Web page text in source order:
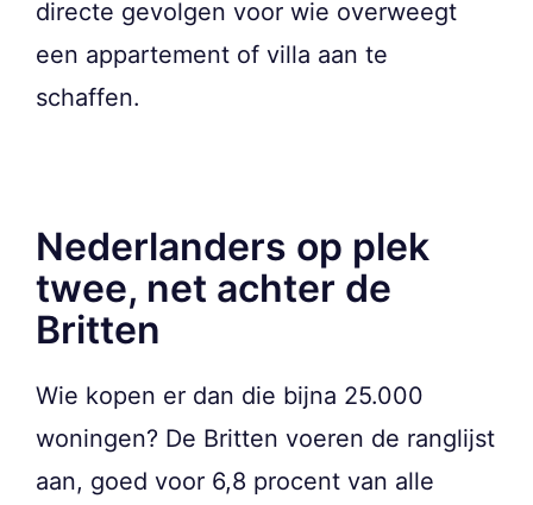
directe gevolgen voor wie overweegt
een appartement of villa aan te
schaffen.
Nederlanders op plek
twee, net achter de
Britten
Wie kopen er dan die bijna 25.000
woningen? De Britten voeren de ranglijst
aan, goed voor 6,8 procent van alle